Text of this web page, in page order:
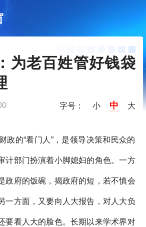
为老百姓管好钱袋
字号： 小 中 大
的“看门人”，是领导决策和民众的
计部门扮演着小脚媳妇的角色。一方
政府的饭碗，揭政府的短，若不慎会
一方面，又要向人大报告，对人大负
要看人大的脸色。长期以来学术界对